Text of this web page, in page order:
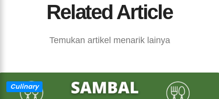
Related Article
Temukan artikel menarik lainya
Culinary